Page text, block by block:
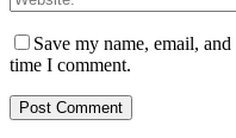
Save my name, email,
time I comment.